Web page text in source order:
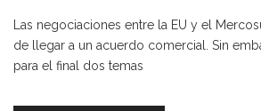
Las negociaciones entre la EU y el
de llegar a un acuerdo comercial. Sin
para el final dos temas